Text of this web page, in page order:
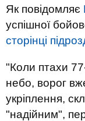
Як повідомляє
успішної
сторінці
"Коли птахи
небо, ворог
укріплення,
"надійним",